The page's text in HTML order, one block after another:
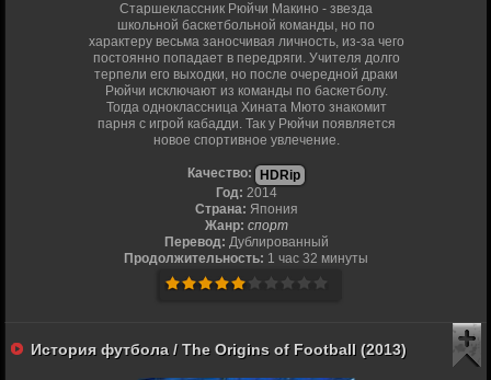
Старшеклассник Рюйчи Макино - звезда
школьной баскетбольной команды, но по
характеру весьма заносчивая личность, из-за чего
постоянно попадает в передряги. Учителя долго
терпели его выходки, но после очередной драки
Рюйчи исключают из команды по баскетболу.
Тогда одноклассница Хината Мюто знакомит
парня с игрой кабадди. Так у Рюйчи появляется
новое спортивное увлечение.
Качество:
HDRip
Год: 2014
Страна: Япония
Жанр: спорт
Перевод: Дублированный
Продолжительность: 1 час 32 минуты
История футбола / The Origins of Football (2013)